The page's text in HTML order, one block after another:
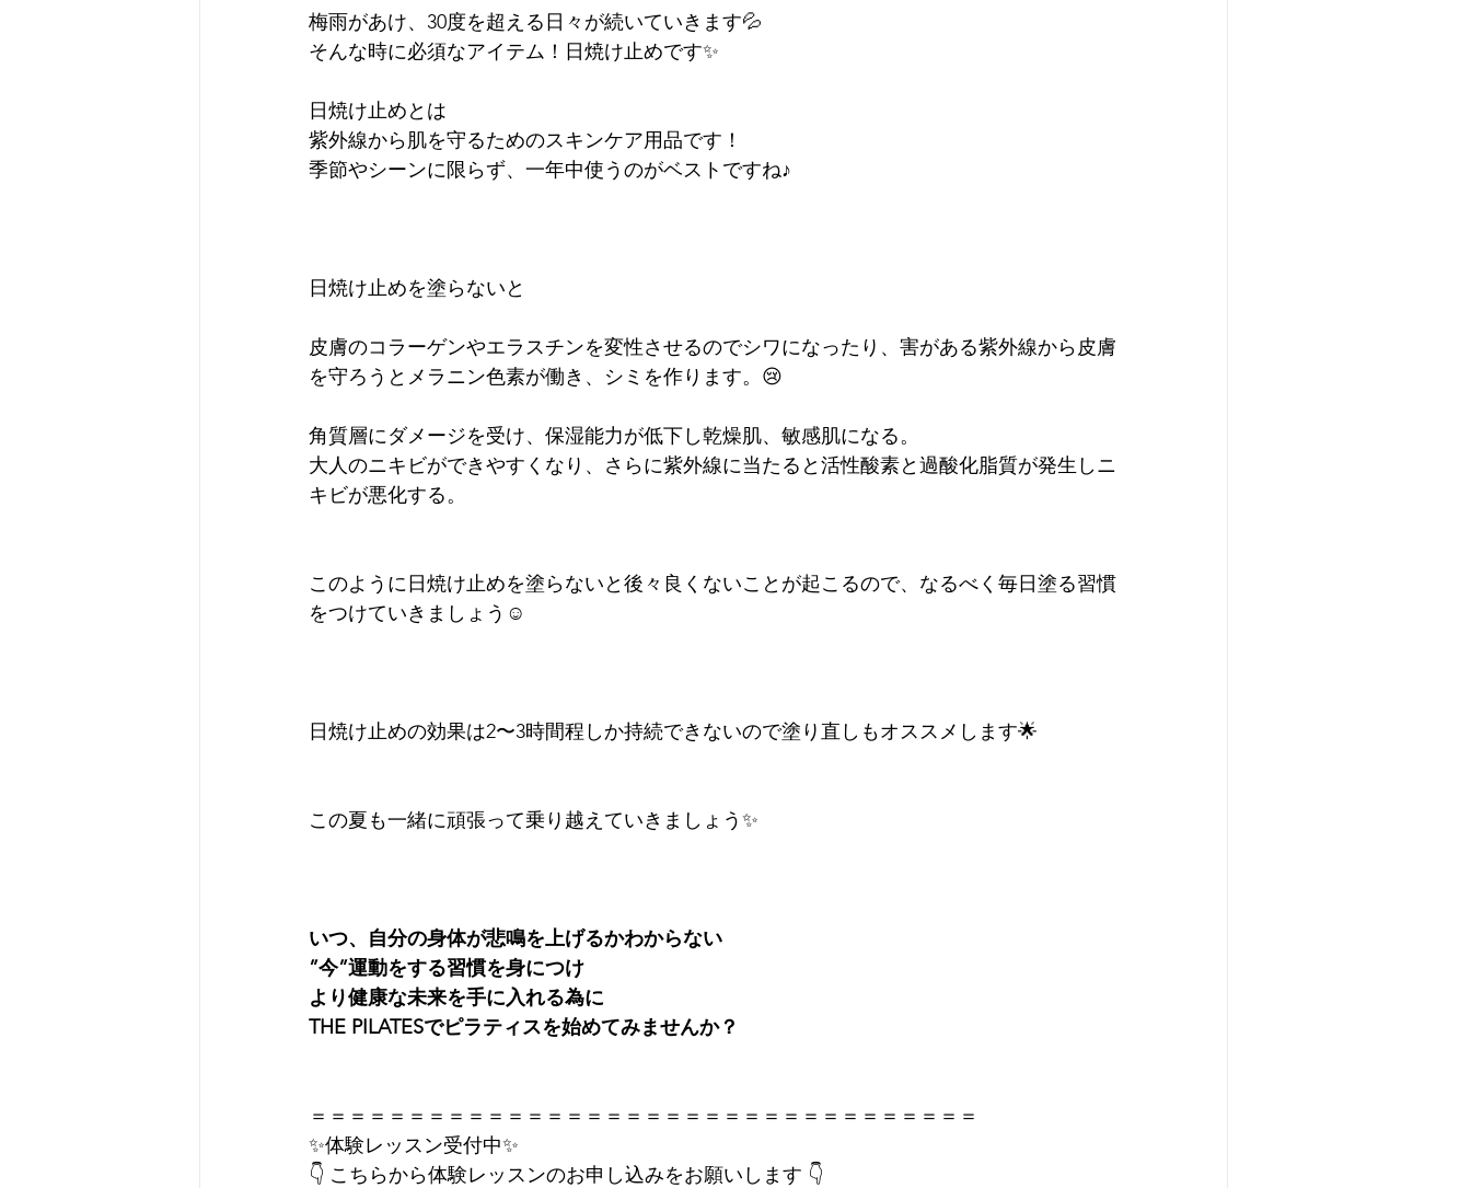
梅雨があけ、30度を超える日々が続いていきます💦
そんな時に必須なアイテム！日焼け止めです✨
日焼け止めとは
紫外線から肌を守るためのスキンケア用品です！
季節やシーンに限らず、一年中使うのがベストですね♪
日焼け止めを塗らないと
皮膚のコラーゲンやエラスチンを変性させるのでシワになったり、害がある紫外線から皮膚
を守ろうとメラニン色素が働き、シミを作ります。😢
角質層にダメージを受け、保湿能力が低下し乾燥肌、敏感肌になる。
大人のニキビができやすくなり、さらに紫外線に当たると活性酸素と過酸化脂質が発生しニ
キビが悪化する。
このように日焼け止めを塗らないと後々良くないことが起こるので、なるべく毎日塗る習慣
をつけていきましょう☺️
日焼け止めの効果は2〜3時間程しか持続できないので塗り直しもオススメします🌟
この夏も一緒に頑張って乗り越えていきましょう✨
いつ、自分の身体が悲鳴を上げるかわからない
”今”運動をする習慣を身につけ
より健康な未来を手に入れる為に
THE PILATESでピラティスを始めてみませんか？
＝＝＝＝＝＝＝＝＝＝＝＝＝＝＝＝＝＝＝＝＝＝＝＝＝＝＝＝＝＝＝＝＝＝
✨体験レッスン受付中✨
👇 こちらから体験レッスンのお申し込みをお願いします 👇